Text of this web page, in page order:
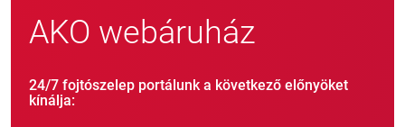
AKO webáruház
24/7 fojtószelep portálunk a következő előnyöket
kínálja: